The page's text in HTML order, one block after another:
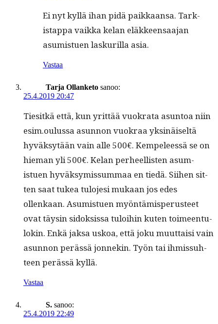
Ei nyt kyl­lä ihan pidä paikkaansa. Tark­
istap­pa vaik­ka kelan eläk­keen­saa­jan
asum­istuen laskuril­la asia.
Vastaa
Tarja Ollanketo sanoo:
25.4.2019 20:47
Tiesitkä että, kun yrit­tää vuokra­ta asun­toa niin
esim.oulussa asun­non vuokraa yksinäiseltä
hyväksytään vain alle 500€. Kem­peleessä se on
hie­man yli 500€. Kelan per­heel­lis­ten asum­
istuen hyväksymis­sum­maa en tiedä. Siihen sit­
ten saat tukea tulo­je­si mukaan jos edes
ollenkaan. Asum­istuen myön­tämis­pe­rus­teet
ovat täysin sidok­sis­sa tuloi­hin kuten toimeen­tu­
lokin. Enkä jak­sa uskoa, että joku muut­taisi vain
asun­non perässä jon­nekin. Työn tai ihmis­suh­
teen perässä kyllä.
Vastaa
S. sanoo:
25.4.2019 22:49